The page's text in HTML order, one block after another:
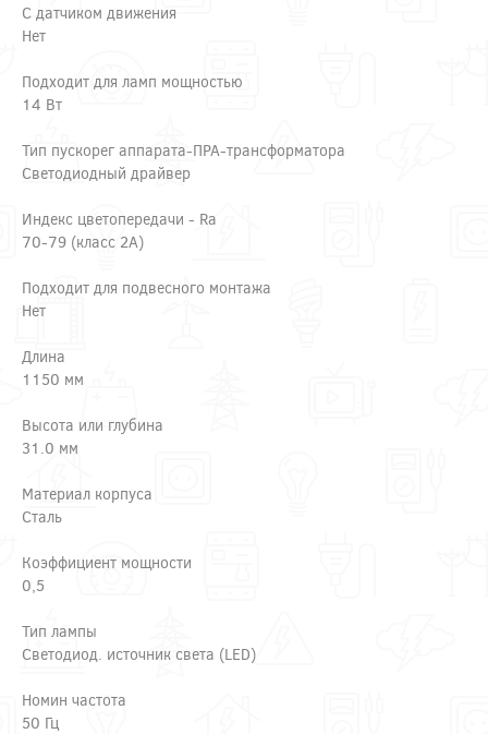
С датчиком движения
Нет
Подходит для ламп мощностью
14 Вт
Тип пускорег аппарата-ПРА-трансформатора
Светодиодный драйвер
Индекс цветопередачи - Ra
70-79 (класс 2A)
Подходит для подвесного монтажа
Нет
Длина
1150 мм
Высота или глубина
31.0 мм
Материал корпуса
Сталь
Коэффициент мощности
0,5
Тип лампы
Светодиод. источник света (LED)
Номин частота
50 Гц